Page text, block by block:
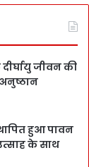
जीवन की
हुआ पावन
के साथ